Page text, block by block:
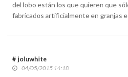
del lobo están los que quieren que
fabricados artificialmente en granjas
# joluwhite
04/05/2015 14:18